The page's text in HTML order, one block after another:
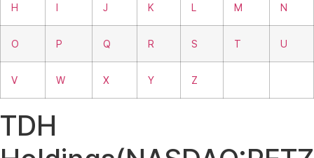
H I J K L M N
O P Q R S T U
V W X Y Z
TDH